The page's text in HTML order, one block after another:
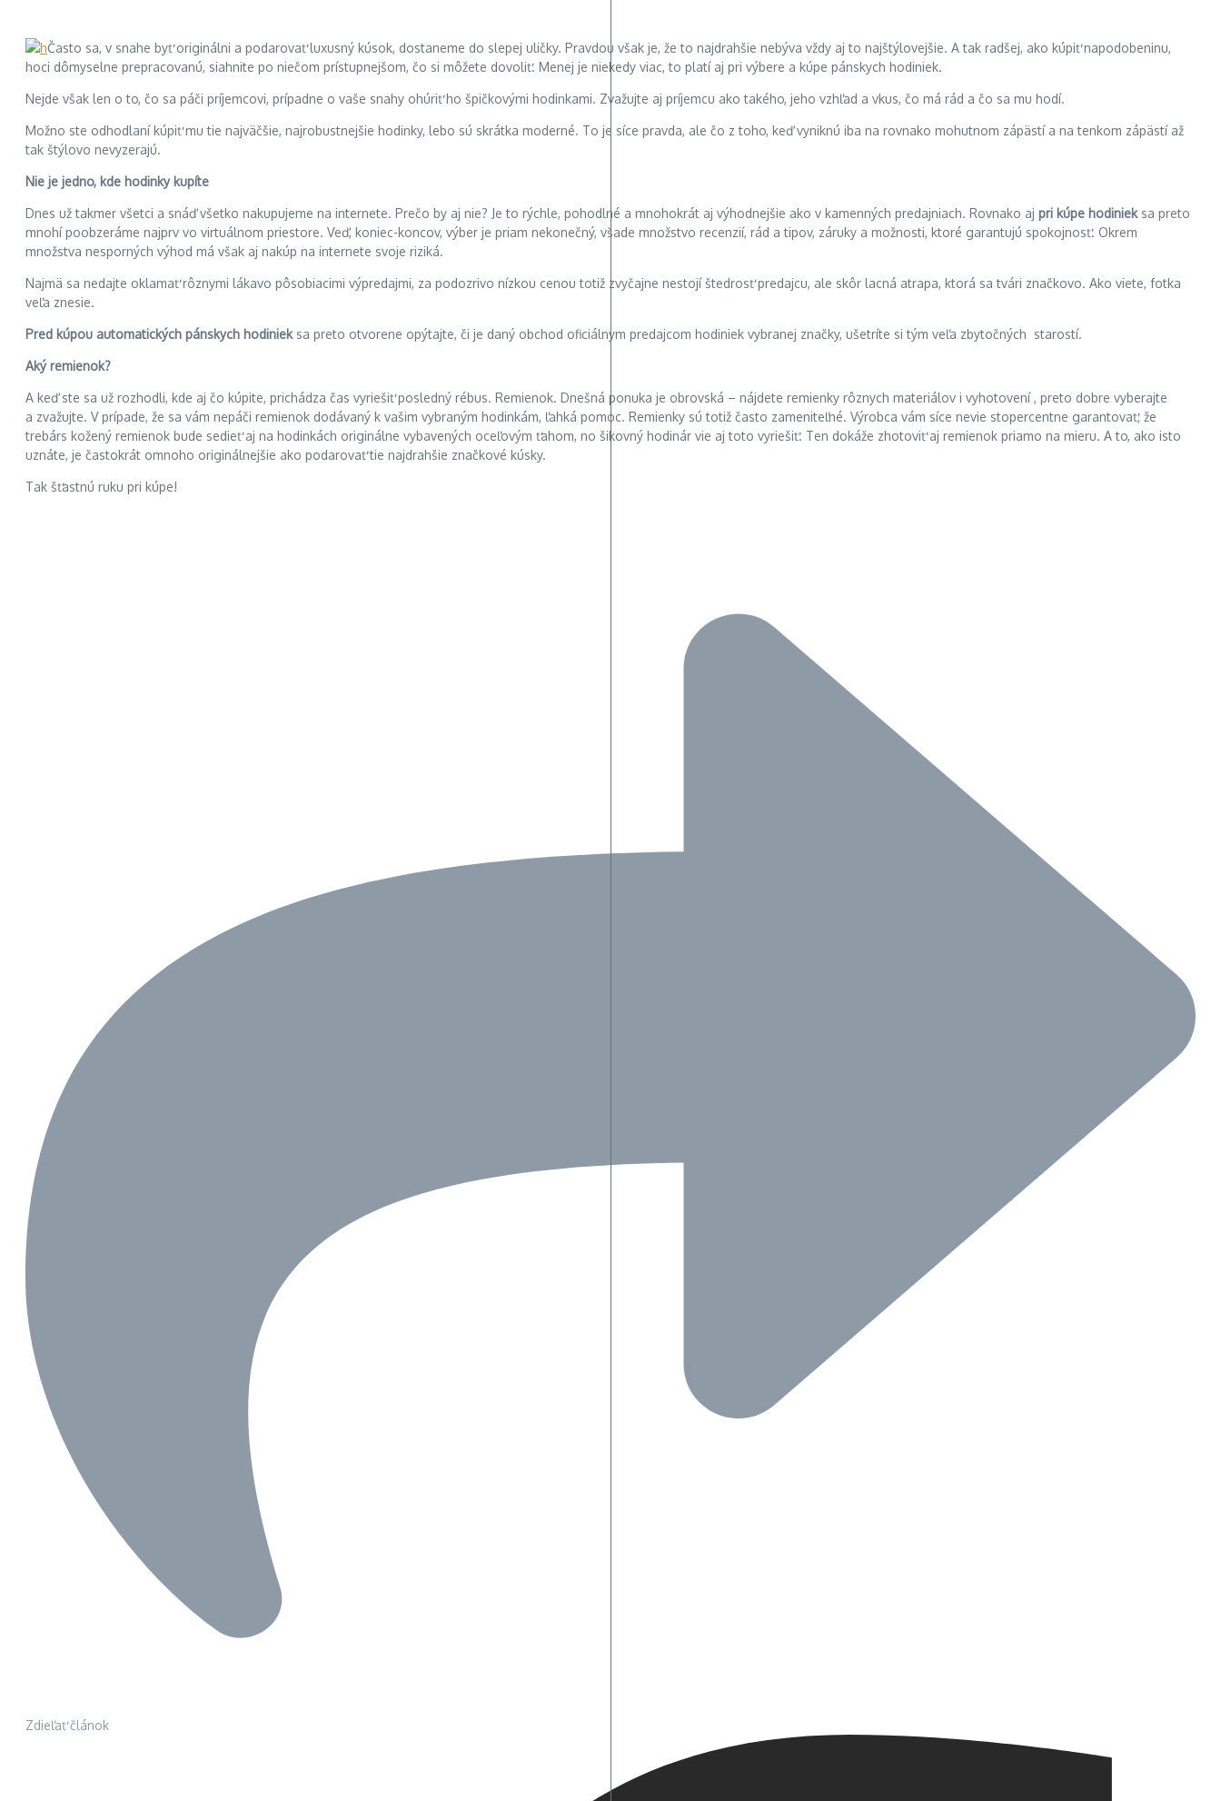
Často sa, v snahe byť originálni a podarovať luxusný kúsok, dostaneme do slepej uličky. Pravdou však je, že to najdrahšie nebýva vždy aj to najštýlovejšie. A tak radšej, ako kúpiť napodobeninu,
hoci dômyselne prepracovanú, siahnite po niečom prístupnejšom, čo si môžete dovoliť. Menej je niekedy viac, to platí aj pri výbere a kúpe pánskych hodiniek.
Nejde však len o to, čo sa páči príjemcovi, prípadne o vaše snahy ohúriť ho špičkovými hodinkami. Zvažujte aj príjemcu ako takého, jeho vzhľad a vkus, čo má rád a čo sa mu hodí.
Možno ste odhodlaní kúpiť mu tie najväčšie, najrobustnejšie hodinky, lebo sú skrátka moderné. To je síce pravda, ale čo z toho, keď vyniknú iba na rovnako mohutnom zápästí a na tenkom zápästí až
tak štýlovo nevyzerajú.
Nie je jedno, kde hodinky kupíte
Dnes už takmer všetci a snáď všetko nakupujeme na internete. Prečo by aj nie? Je to rýchle, pohodlné a mnohokrát aj výhodnejšie ako v kamenných predajniach. Rovnako aj pri kúpe hodinieksa preto
mnohí poobzeráme najprv vo virtuálnom priestore. Veď, koniec-koncov, výber je priam nekonečný, všade množstvo recenzií, rád a tipov, záruky a možnosti, ktoré garantujú spokojnosť. Okrem
množstva nesporných výhod má však aj nakúp na internete svoje riziká.
Najmä sa nedajte oklamať rôznymi lákavo pôsobiacimi výpredajmi, za podozrivo nízkou cenou totiž zvyčajne nestojí štedrosť predajcu, ale skôr lacná atrapa, ktorá sa tvári značkovo. Ako viete, fotka
veľa znesie.
Pred kúpou automatických pánskych hodinieksa preto otvorene opýtajte, či je daný obchod oficiálnym predajcom hodiniek vybranej značky, ušetríte si tým veľa zbytočných starostí.
Aký remienok?
A keď ste sa už rozhodli, kde aj čo kúpite, prichádza čas vyriešiť posledný rébus. Remienok. Dnešná ponuka je obrovská – nájdete remienky rôznych materiálov i vyhotovení , preto dobre vyberajte
a zvažujte. V prípade, že sa vám nepáči remienok dodávaný k vašim vybraným hodinkám, ľahká pomoc. Remienky sú totiž často zameniteľné. Výrobca vám síce nevie stopercentne garantovať, že
trebárs kožený remienok bude sedieť aj na hodinkách originálne vybavených oceľovým ťahom, no šikovný hodinár vie aj toto vyriešiť. Ten dokáže zhotoviť aj remienok priamo na mieru. A to, ako isto
uznáte, je častokrát omnoho originálnejšie ako podarovať tie najdrahšie značkové kúsky.
Tak šťastnú ruku pri kúpe!
Zdieľať článok